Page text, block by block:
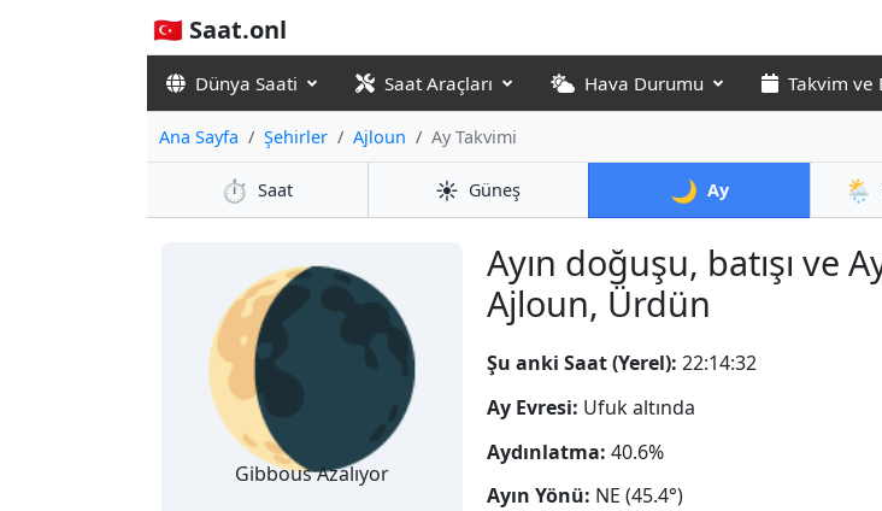
🇹🇷 Saat.onl
Dünya Saati Saat Araçları Hava Durumu Takvim ve
Ana Sayfa Şehirler Ajloun Ay Takvimi
⏱️ Saat ☀️ Güneş 🌙 Ay 🌦️
Ayın doğuşu, batışı ve
Ajloun, Ürdün
🌘
Gibbous Azalıyor
Şu anki Saat (Yerel): 22:14:33
Ay Evresi: Ufuk altında
Aydınlatma: 40.6%
Ayın Yönü: NE (45.4°)